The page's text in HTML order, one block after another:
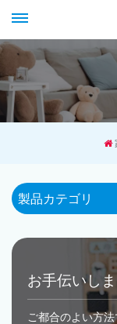
製品カテゴリ
お手伝いし
ご都合のよい方